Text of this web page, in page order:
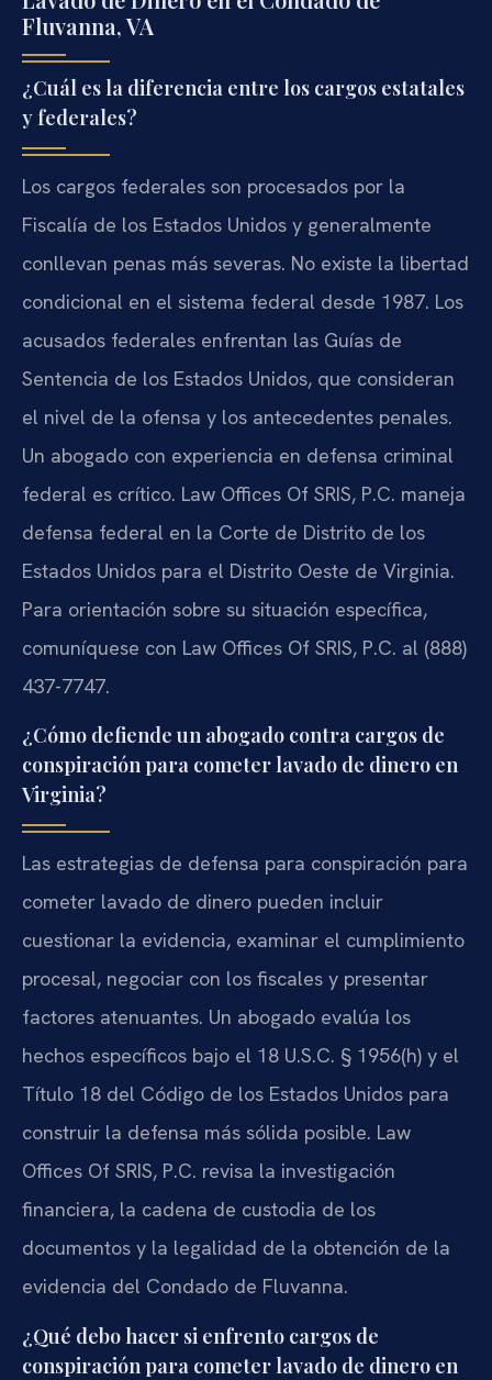
Fluvanna, VA
¿Cuál es la diferencia entre los cargos estatales
y federales?
Los cargos federales son procesados por la
Fiscalía de los Estados Unidos y generalmente
conllevan penas más severas. No existe la libertad
condicional en el sistema federal desde 1987. Los
acusados federales enfrentan las Guías de
Sentencia de los Estados Unidos, que consideran
el nivel de la ofensa y los antecedentes penales.
Un abogado con experiencia en defensa criminal
federal es crítico. Law Offices Of SRIS, P.C. maneja
defensa federal en la Corte de Distrito de los
Estados Unidos para el Distrito Oeste de Virginia.
Para orientación sobre su situación específica,
comuníquese con Law Offices Of SRIS, P.C. al (888)
437-7747.
¿Cómo defiende un abogado contra cargos de
conspiración para cometer lavado de dinero en
Virginia?
Las estrategias de defensa para conspiración para
cometer lavado de dinero pueden incluir
cuestionar la evidencia, examinar el cumplimiento
procesal, negociar con los fiscales y presentar
factores atenuantes. Un abogado evalúa los
hechos específicos bajo el 18 U.S.C. § 1956(h) y el
Título 18 del Código de los Estados Unidos para
construir la defensa más sólida posible. Law
Offices Of SRIS, P.C. revisa la investigación
financiera, la cadena de custodia de los
documentos y la legalidad de la obtención de la
evidencia del Condado de Fluvanna.
¿Qué debo hacer si enfrento cargos de
conspiración para cometer lavado de dinero en